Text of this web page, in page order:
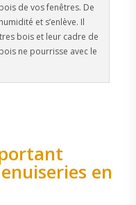
de vos fenêtres. De
et s’enlève. Il
bois et leur cadre de
ne pourrisse avec le
en